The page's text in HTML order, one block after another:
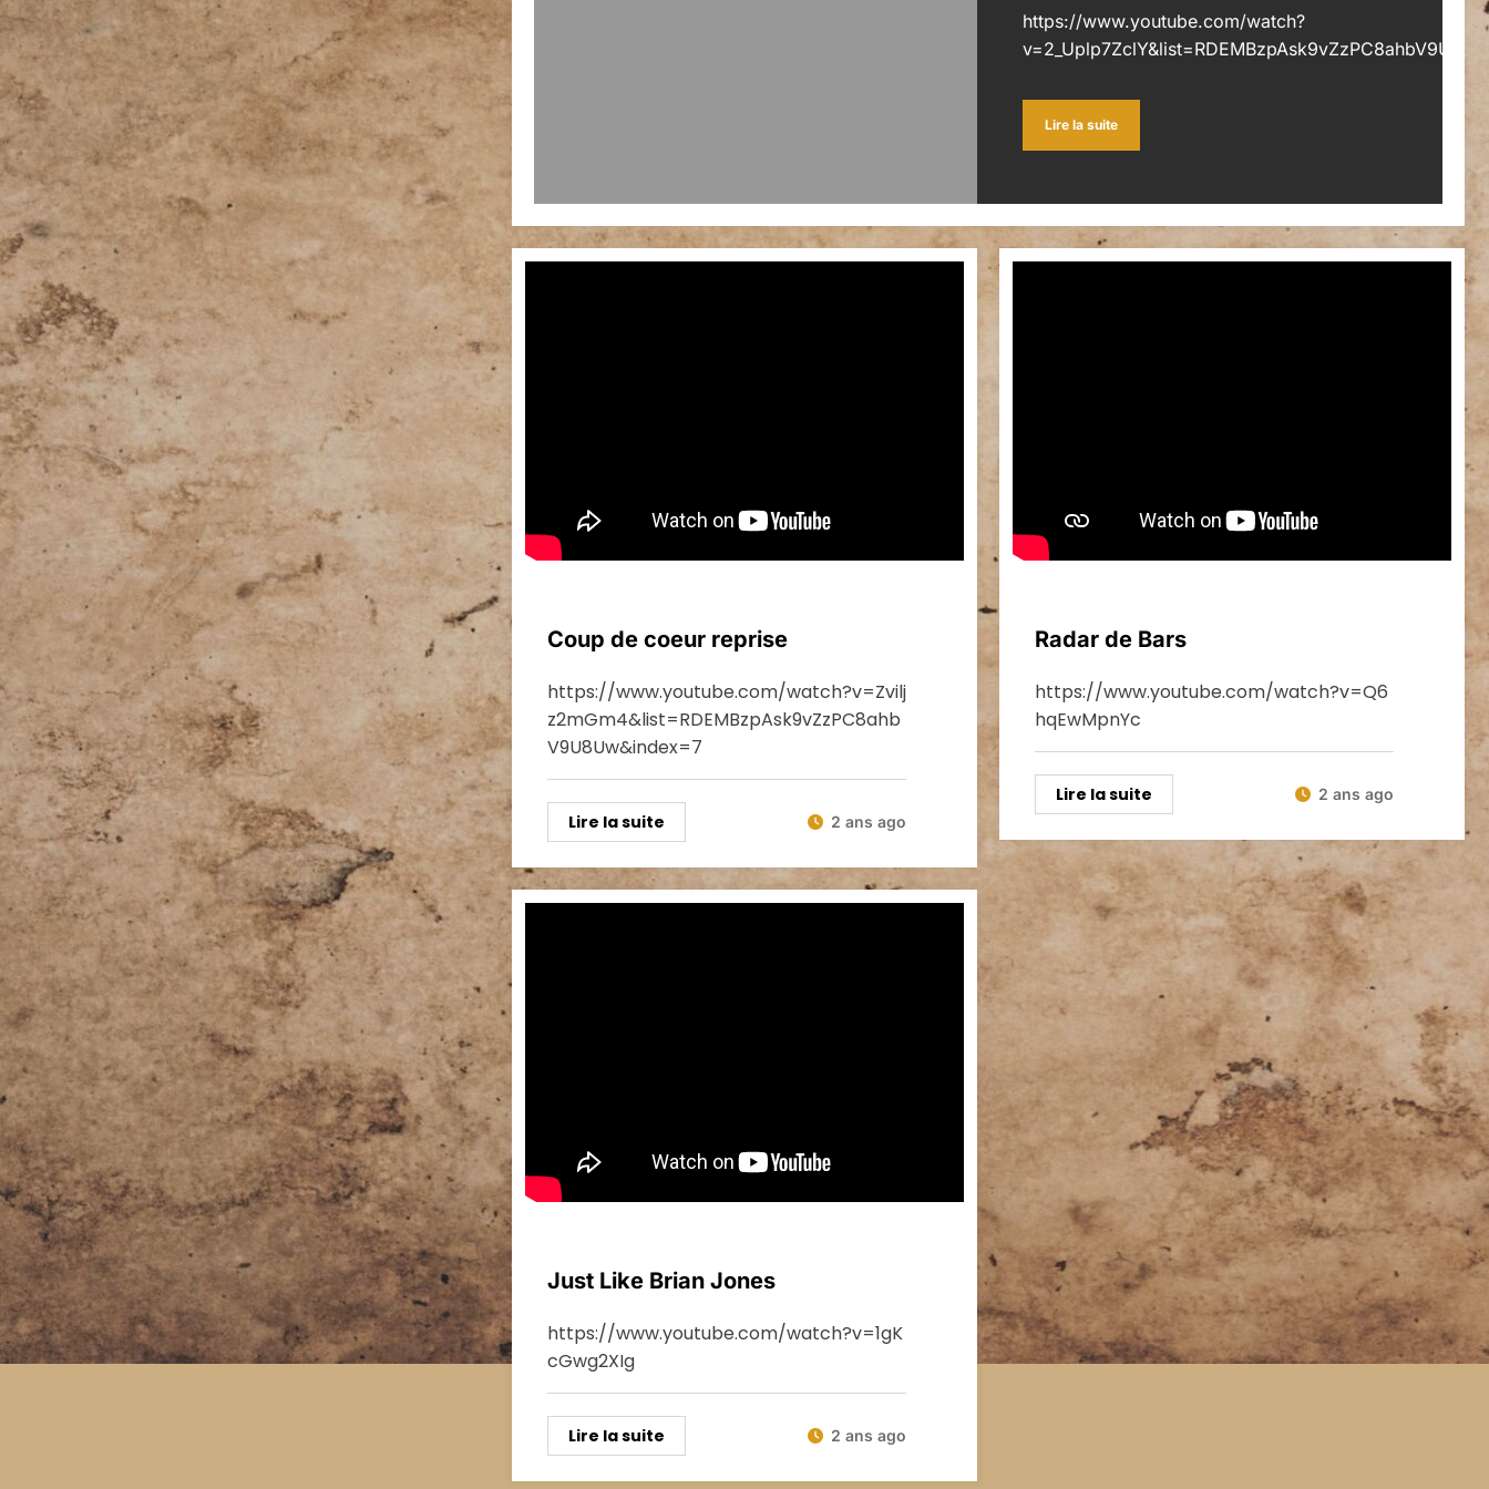
https://www.youtube.com/watch?
Lire la suite
Coup de coeur reprise
https://www.youtube.com/watch?v=Zvilj
z2mGm4&list=RDEMBzpAsk9vZzPC8ahb
V9U8Uw&index=7
Lire la suite 2 ans ago
Radar de Bars
https://www.youtube.com/watch?v=Q6
hqEwMpnYc
Lire la suite 2 ans ago
Just Like Brian Jones
https://www.youtube.com/watch?v=1gK
cGwg2XIg
Lire la suite 2 ans ago